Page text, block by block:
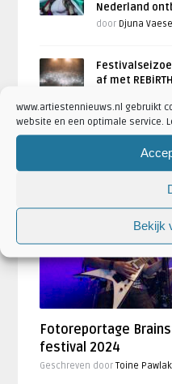
www.artiestennieuws.nl gebruikt
website en een optimale service.
Bekijk
Nederland
door Djuna
af met
FOTOREPORTAGES
Fotoreportage
festival 2024
Geschreven doorToine Pawlak